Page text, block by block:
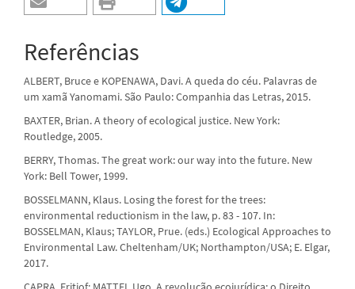
Referências
ALBERT, Bruce e KOPENAWA, Davi. A queda do céu. Palavras de
um xamã Yanomami. São Paulo: Companhia das Letras, 2015.
BAXTER, Brian. A theory of ecological justice. New York:
Routledge, 2005.
BERRY, Thomas. The great work: our way into the future. New
York: Bell Tower, 1999.
BOSSELMANN, Klaus. Losing the forest for the trees:
environmental reductionism in the law, p. 83 - 107. In:
BOSSELMAN, Klaus; TAYLOR, Prue. (eds.) Ecological Approaches to
Environmental Law. Cheltenham/UK; Northampton/USA; E. Elgar,
2017.